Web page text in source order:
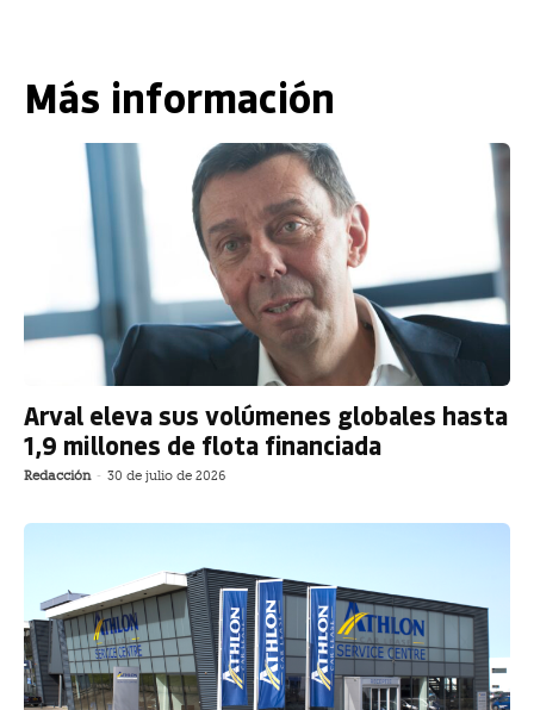
Más información
Arval eleva sus volúmenes globales hasta
1,9 millones de flota financiada
Redacción - 30 de julio de 2026